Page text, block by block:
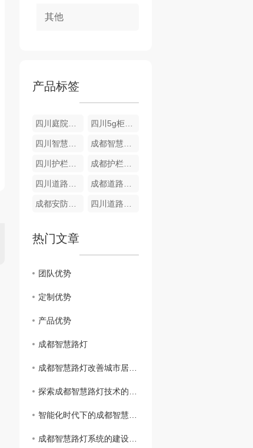
其他
产品标签
四川庭院灯厂家 四川5g柜栏厂家
四川智慧路灯公司 成都智慧路灯
四川护栏厂家 成都护栏厂家
四川道路护栏厂家 成都道路护栏厂家
成都安防监控系统 四川道路监控厂家
热门文章
团队优势
定制优势
产品优势
成都智慧路灯
成都智慧路灯改善城市居民生活质量
探索成都智慧路灯技术的创新之路
智能化时代下的成都智慧路灯应用
成都智慧路灯系统的建设与发展